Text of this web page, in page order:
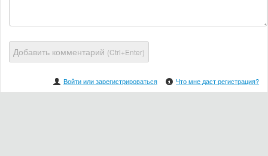
Добавить комментарий (Ctrl+Enter)
Войти или зарегистрироваться Что мне даст регистрация?